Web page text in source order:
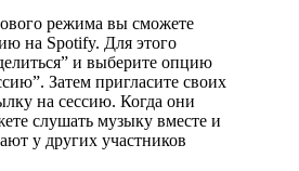
режима вы сможете
на Spotify. Для этого
и выберите опцию
Затем пригласите своих
на сессию. Когда они
слушать музыку вместе и
у других участников